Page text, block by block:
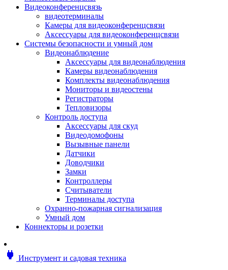
Круги, диски, фрезы
Аксессуары для электро и
пневмоинструмента
Аккумуляторы для инструмента
Зарядные устройства для аккумуляторов
Миксеры строительные
Молотки отбойные
Паяльное оборудование
Садовая техника
Минимойки
Аксессуары для минимоек
Газонокосилки и триммеры
Газонокосилки
Культиваторы и мотоблоки
Аэраторы и скарификаторы
Мотоблоки
Генераторы
Снегоуборщики
Воздуходувки
Цепные и бензопилы
Оснастка к садовой технике
Садовые насосы
Поливочное оборудование
Садовые измельчители
Гидроаккумуляторы
Аксессуары для садовых инструментов
Видеоконференцсвязь
видеотерминалы
Камеры для видеоконференцсвязи
Аксессуары для видеоконференцсвязи
Системы безопасности и умный дом
Видеонаблюдение
Аксессуары для видеонаблюдения
Камеры видеонаблюдения
Комплекты видеонаблюдения
Мониторы и видеостены
Регистраторы
Тепловизоры
Контроль доступа
Аксессуары для скуд
Видеодомофоны
Вызывные панели
Датчики
Доводчики
Замки
Контроллеры
Считыватели
Терминалы доступа
Охранно-пожарная сигнализация
Умный дом
Коннекторы и розетки
power Инструмент и садовая техника